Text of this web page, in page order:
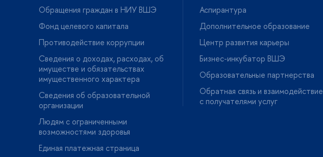
Обращения граждан в НИУ ВШЭ
Фонд целевого капитала
Противодействие коррупции
Сведения о доходах, расходах, о
имуществе и обязательствах
имущественного характера
Сведения об образовательной
организации
Людям с ограниченными
озможностями здоровья
Единая платежная страница
Аспирантура
Дополнительное образование
Центр развития карьеры
Бизнес-инкубатор ВШЭ
Образовательные партнерства
Обратная связь и взаимодействие
с получателями услу